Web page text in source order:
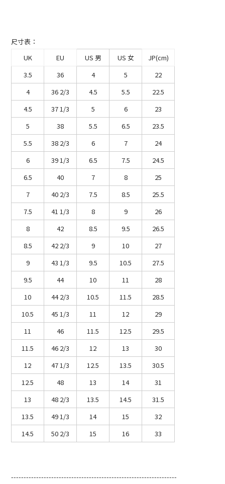
尺寸表：
UK
EU US 男 US 女
JP(cm)
3.5
36 4 5
22
4
36 2/3 4.5 5.5
22.5
4.5
37 1/3 5 6
23
5
38 5.5 6.5
23.5
5.5
38 2/3 6 7
24
6
39 1/3 6.5 7.5
24.5
6.5
40 7 8
25
7
40 2/3 7.5 8.5
25.5
7.5
41 1/3 8 9
26
8
42 8.5 9.5
26.5
8.5
42 2/3 9 10
27
9
43 1/3 9.5 10.5
27.5
9.5
44 10 11
28
10
44 2/3 10.5 11.5
28.5
10.5
45 1/3 11 12
29
11
46 11.5 12.5
29.5
11.5
46 2/3 12 13
30
12
47 1/3 12.5 13.5
30.5
12.5
48 13 14
31
13
48 2/3 13.5 14.5
31.5
13.5
49 1/3 14 15
32
14.5
50 2/3 15 16 33
------------------------------------------------------------------